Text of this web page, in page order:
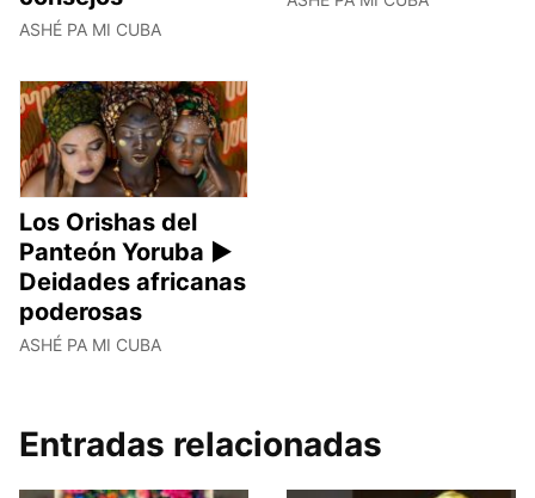
ASHÉ PA MI CUBA
Los Orishas del
Panteón Yoruba ►
Deidades africanas
poderosas
ASHÉ PA MI CUBA
Entradas relacionadas